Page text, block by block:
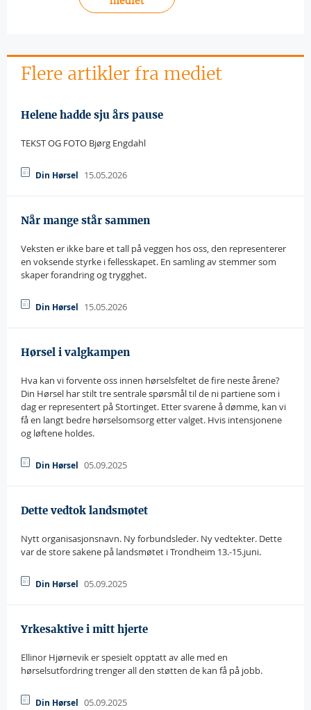
Flere artikler fra mediet
Helene hadde sju års pause
TEKST OG FOTO Bjørg Engdahl
Din Hørsel 15.05.2026
Når mange står sammen
Veksten er ikke bare et tall på veggen hos oss, den representerer
en voksende styrke i fellesskapet. En samling av stemmer som
skaper forandring og trygghet.
Din Hørsel 15.05.2026
Hørsel i valgkampen
Hva kan vi forvente oss innen hørselsfeltet de fire neste årene?
Din Hørsel har stilt tre sentrale spørsmål til de ni partiene som i
dag er representert på Stortinget. Etter svarene å dømme, kan vi
få en langt bedre hørselsomsorg etter valget. Hvis intensjonene
og løftene holdes.
Din Hørsel 05.09.2025
Dette vedtok landsmøtet
Nytt organisasjonsnavn. Ny forbundsleder. Ny vedtekter. Dette
var de store sakene på landsmøtet i Trondheim 13.-15.juni.
Din Hørsel 05.09.2025
Yrkesaktive i mitt hjerte
Ellinor Hjørnevik er spesielt opptatt av alle med en
hørselsutfordring trenger all den støtten de kan få på jobb.
Din Hørsel 05.09.2025